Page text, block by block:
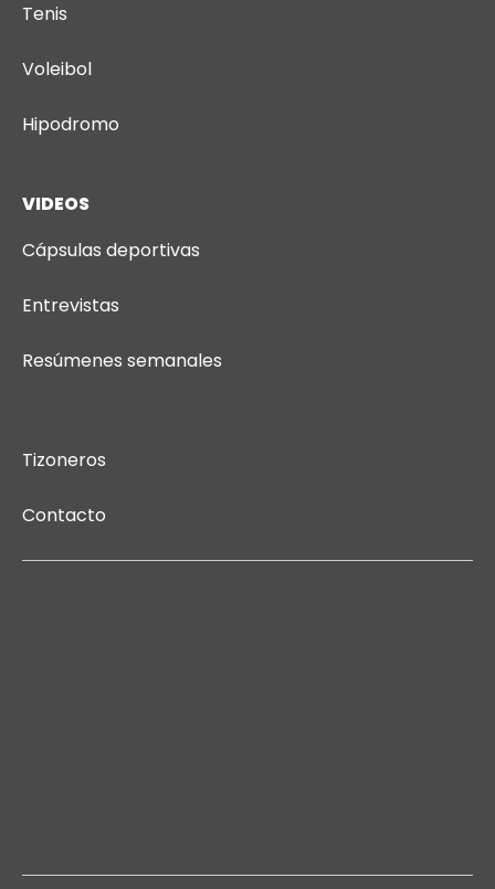
Tenis
Voleibol
Hipodromo
VIDEOS
Cápsulas deportivas
Entrevistas
Resúmenes semanales
Tizoneros
Contacto